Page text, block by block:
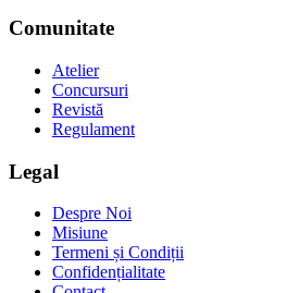
Comunitate
Atelier
Concursuri
Revistă
Regulament
Legal
Despre Noi
Misiune
Termeni și Condiții
Confidențialitate